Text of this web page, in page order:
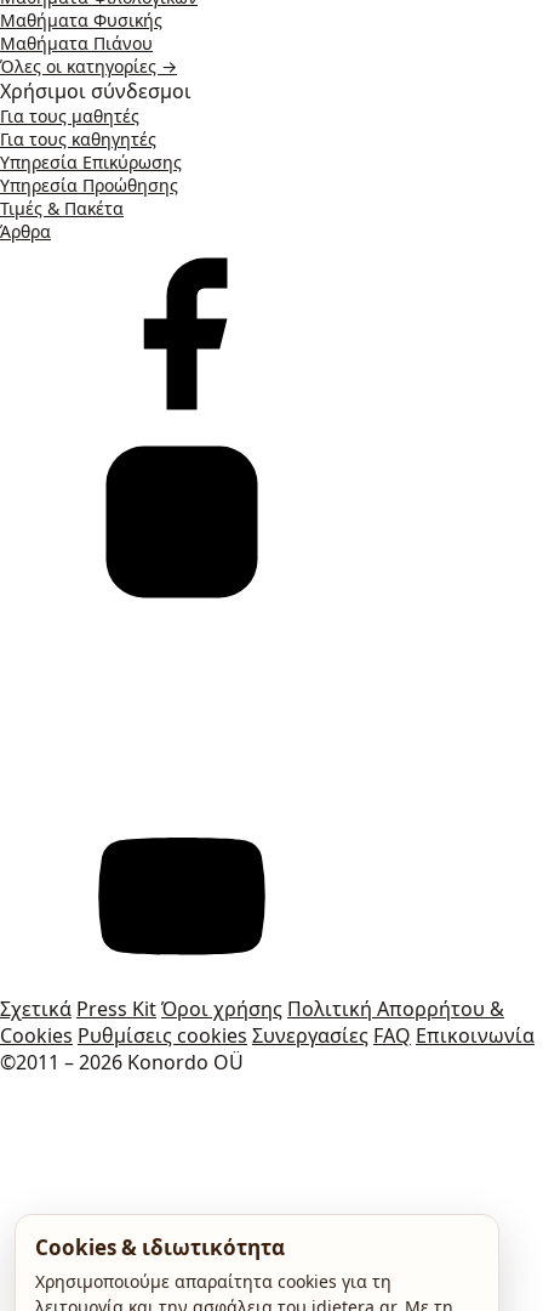
Μαθήματα Φυσικής
Μαθήματα Πιάνου
Όλες οι κατηγορίες →
Χρήσιμοι σύνδεσμοι
Για τους μαθητές
Για τους καθηγητές
Υπηρεσία Επικύρωσης
Υπηρεσία Προώθησης
Τιμές & Πακέτα
Άρθρα
Σχετικά Press KitΌροι χρήσης Πολιτική Απορρήτου &
Cookies Ρυθμίσεις cookies Συνεργασίες FAQ Επικοινωνία
©2011 – 2026 Konordo OÜ
Cookies & ιδιωτικότητα
Χρησιμοποιούμε απαραίτητα cookies για τη